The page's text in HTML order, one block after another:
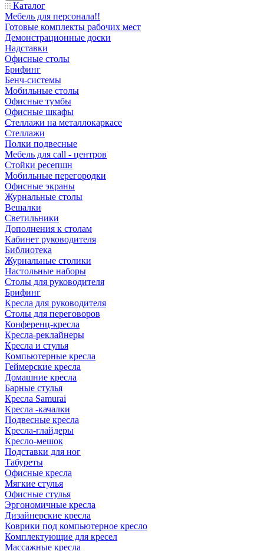
Каталог
Мебель для персонала!!
Готовые комплекты рабочих мест
Демонстрационные доски
Надставки
Офисные столы
Брифинг
Бенч-системы
Мобильные столы
Офисные тумбы
Офисные шкафы
Стеллажи на металлокаркасе
Стеллажи
Полки подвесные
Мебель для call - центров
Стойки ресепшн
Мобильные перегородки
Офисные экраны
Журнальные столы
Вешалки
Светильники
Дополнения к столам
Кабинет руководителя
Библиотека
Журнальные столики
Настольные наборы
Столы для руководителя
Брифинг
Кресла для руководителя
Столы для переговоров
Конференц-кресла
Кресла-реклайнеры
Кресла и стулья
Компьютерные кресла
Геймерские кресла
Домашние кресла
Барные стулья
Кресла Samurai
Кресла -качалки
Подвесные кресла
Кресла-глайдеры
Кресло-мешок
Подставки для ног
Табуреты
Офисные кресла
Мягкие стулья
Офисные стулья
Эргономичные кресла
Дизайнерские кресла
Коврики под компьютерное кресло
Комплектующие для кресел
Массажные кресла